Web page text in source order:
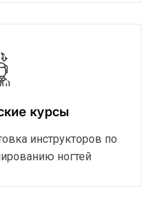
курсы
инструкторов по
ногтей